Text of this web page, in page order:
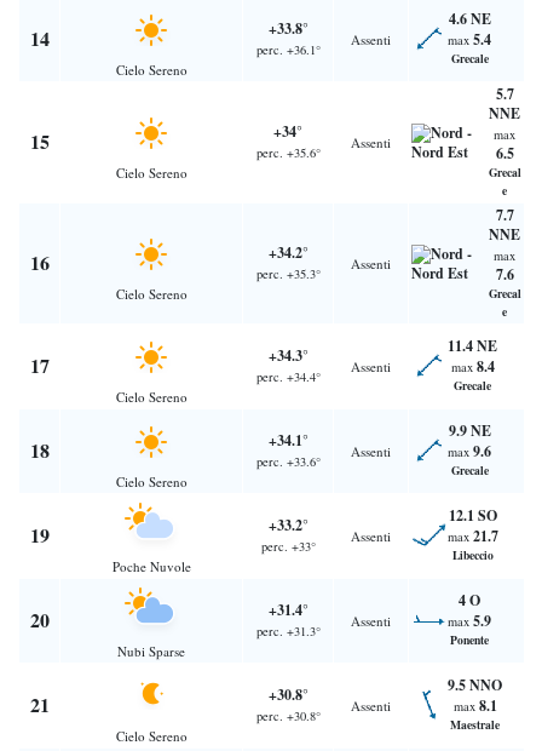
14
Cielo Sereno
+33.8°
perc. +36.1°
Assenti
4.6 NE
max 5.4
Grecale
15
Cielo Sereno
+34°
perc. +35.6°
Assenti
5.7
NNE
max
6.5
Grecal
e
16
Cielo Sereno
+34.2°
perc. +35.3°
Assenti
7.7
NNE
max
7.6
Grecal
e
17
Cielo Sereno
+34.3°
perc. +34.4°
Assenti
11.4 NE
max 8.4
Grecale
18
Cielo Sereno
+34.1°
perc. +33.6°
Assenti
9.9 NE
max 9.6
Grecale
19
Poche Nuvole
+33.2°
perc. +33°
Assenti
12.1 SO
max 21.7
Libeccio
20
Nubi Sparse
+31.4°
perc. +31.3°
Assenti
4 O
max 5.9
Ponente
21
Cielo Sereno
+30.8°
perc. +30.8°
Assenti
9.5 NNO
max 8.1
Maestrale